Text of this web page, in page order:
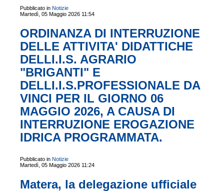
Pubblicato in Notizie
Martedì, 05 Maggio 2026 11:54
ORDINANZA DI INTERRUZIONE
DELLE ATTIVITA' DIDATTICHE
DELLI.I.S. AGRARIO
"BRIGANTI" E
DELLI.I.S.PROFESSIONALE DA
VINCI PER IL GIORNO 06
MAGGIO 2026, A CAUSA DI
INTERRUZIONE EROGAZIONE
IDRICA PROGRAMMATA.
Pubblicato in Notizie
Martedì, 05 Maggio 2026 11:24
Matera, la delegazione ufficiale